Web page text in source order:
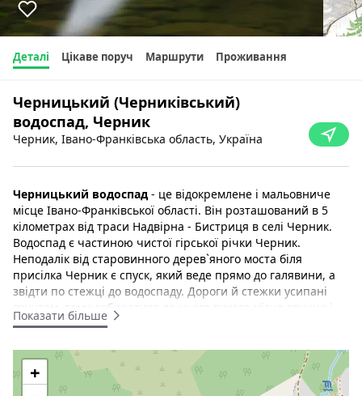
Деталі Цікаве поруч Маршрути Проживання
Черницький (Черниківський)
водоспад, Черник
Черник, Івано-Франківська область, Україна
Черницький водоспад- це відокремлене і мальовниче
місце Івано-Франківської області. Він розташований в 5
кілометрах від траси Надвірна - Бистриця в селі Черник.
Водоспад є частиною чистої гірської річки Черник.
Неподалік від старовинного дерев`яного моста біля
присілка Черник є спуск, який веде прямо до галявини, а
звідти по стежці до водоспаду. Дороги й стежки усипані
грунтом, тому добиратися до цього тихого місця зручно і
легко як за допомогою автомобіля, так і пішки.
Водоспад являє собою двоступеневу природну структуру.
Як до верхньої частини водоспаду, так і до нижньої можна
підійти по стежці й помилуватися прекрасним видом.
Показати більше
+